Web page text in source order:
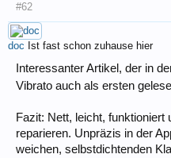
#62
doc Ist fast schon zuhause hier
Interessanter Artikel, der in
Vibrato auch als ersten
Fazit: Nett, leicht,
reparieren. Unpräzis in der
weichen, selbstdichtenden